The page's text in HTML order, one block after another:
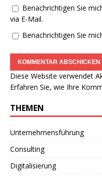
Benachrichtigen Sie
via E-Mail.
Benachrichtigen Sie
Diese Website verwendet
Erfahren Sie, wie Ihre
THEMEN
Unternehmensführung
Consulting
Digitalisierung